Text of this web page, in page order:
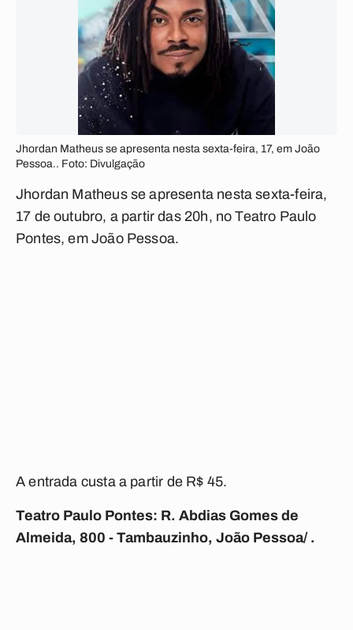
Jhordan Matheus se apresenta nesta sexta-feira, 17, em João
Pessoa.. Foto: Divulgação
Jhordan Matheus se apresenta nesta sexta-feira,
17 de outubro, a partir das 20h, no Teatro Paulo
Pontes, em João Pessoa.
A entrada custa a partir de R$ 45.
Teatro Paulo Pontes: R. Abdias Gomes de
Almeida, 800 - Tambauzinho, João Pessoa/ .